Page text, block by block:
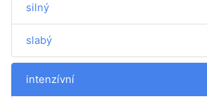
silný
slabý
intenzívní